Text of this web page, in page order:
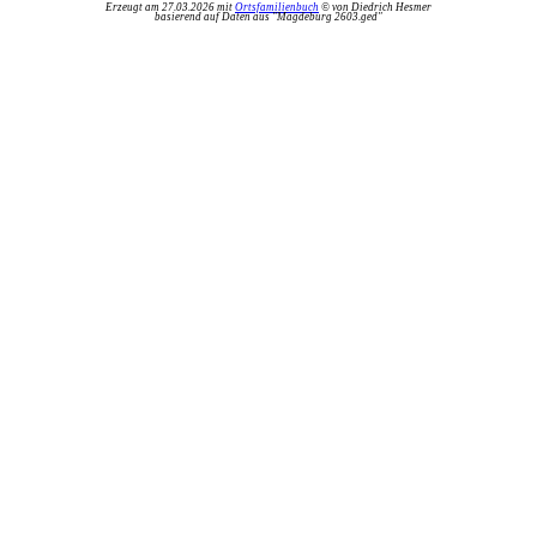
Erzeugt am 27.03.2026 mit Ortsfamilienbuch © von Diedrich Hesmer
basierend auf Daten aus "Magdeburg 2603.ged"